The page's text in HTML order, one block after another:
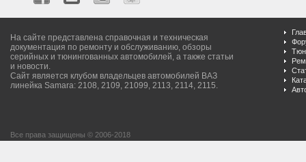
На сайте представлена справочная и техническая
документация по ремонту и обслуживанию, обзоры
серийных и тюнингованных автомобилей, а также статьи
и новости.
Сайт является клубом владельцев автомобилей ВАЗ
линейка Samara: 2108, 2109, 21099, 2113, 2114, 2115.
Все права защищены © 2006-2018